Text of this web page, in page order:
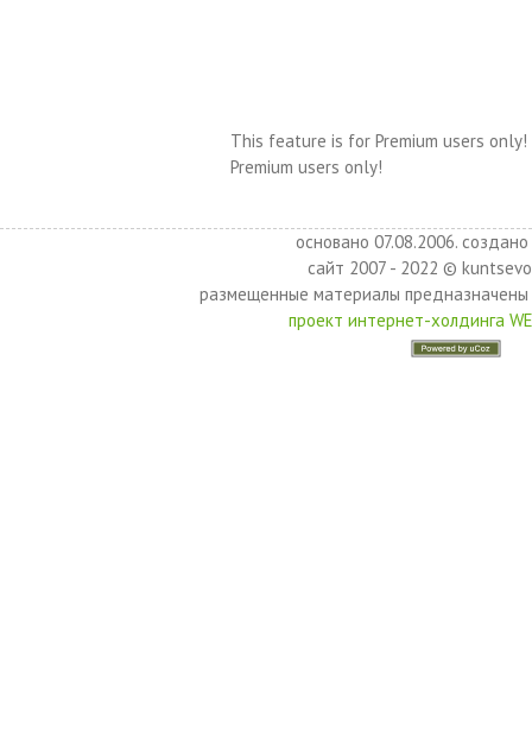
This feature is for Premium users only!
Premium users only!
основано 07.08.2006.
сайт 2007 - 2022 ©
размещенные материалы
проект интернет-холдинга